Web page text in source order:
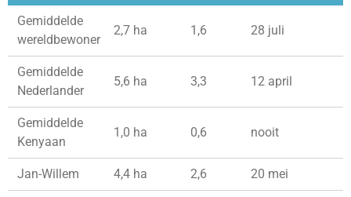
Gemiddelde
wereldbewoner
2,7 ha 1,6 28 juli
Gemiddelde
Nederlander
5,6 ha 3,3 12 april
Gemiddelde
Kenyaan
1,0 ha 0,6 nooit
Jan-Willem 4,4 ha 2,6 20 mei